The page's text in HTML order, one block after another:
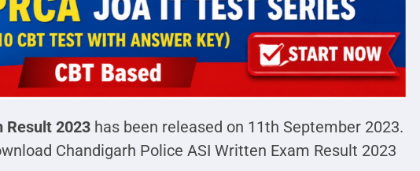
Result 2023 has been released on 11th September 2023.
Chandigarh Police ASI Written Exam Result 2023